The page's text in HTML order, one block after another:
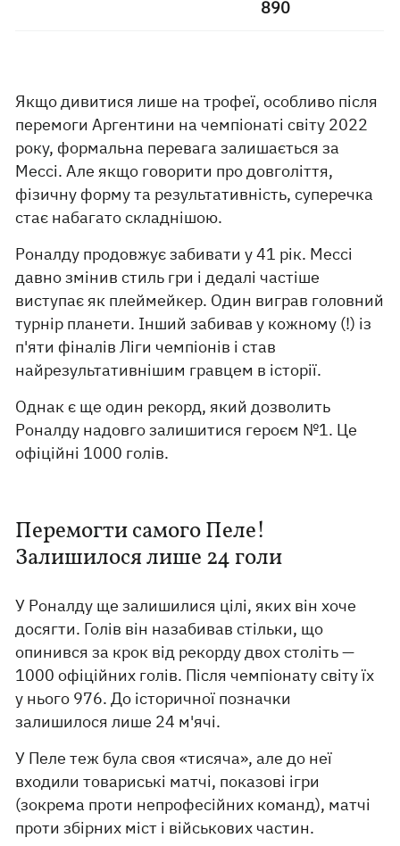
890
Якщо дивитися лише на трофеї, особливо після
перемоги Аргентини на чемпіонаті світу 2022
року, формальна перевага залишається за
Мессі. Але якщо говорити про довголіття,
фізичну форму та результативність, суперечка
стає набагато складнішою.
Роналду продовжує забивати у 41 рік. Мессі
давно змінив стиль гри і дедалі частіше
виступає як плеймейкер. Один виграв головний
турнір планети. Інший забивав у кожному (!) із
п'яти фіналів Ліги чемпіонів і став
найрезультативнішим гравцем в історії.
Однак є ще один рекорд, який дозволить
Роналду надовго залишитися героєм №1. Це
офіційні 1000 голів.
Перемогти самого Пеле!
Залишилося лише 24 голи
У Роналду ще залишилися цілі, яких він хоче
досягти. Голів він назабивав стільки, що
опинився за крок від рекорду двох століть —
1000 офіційних голів. Після чемпіонату світу їх
у нього 976. До історичної позначки
залишилося лише 24 м'ячі.
У Пеле теж була своя «тисяча», але до неї
входили товариські матчі, показові ігри
(зокрема проти непрофесійних команд), матчі
проти збірних міст і військових частин.